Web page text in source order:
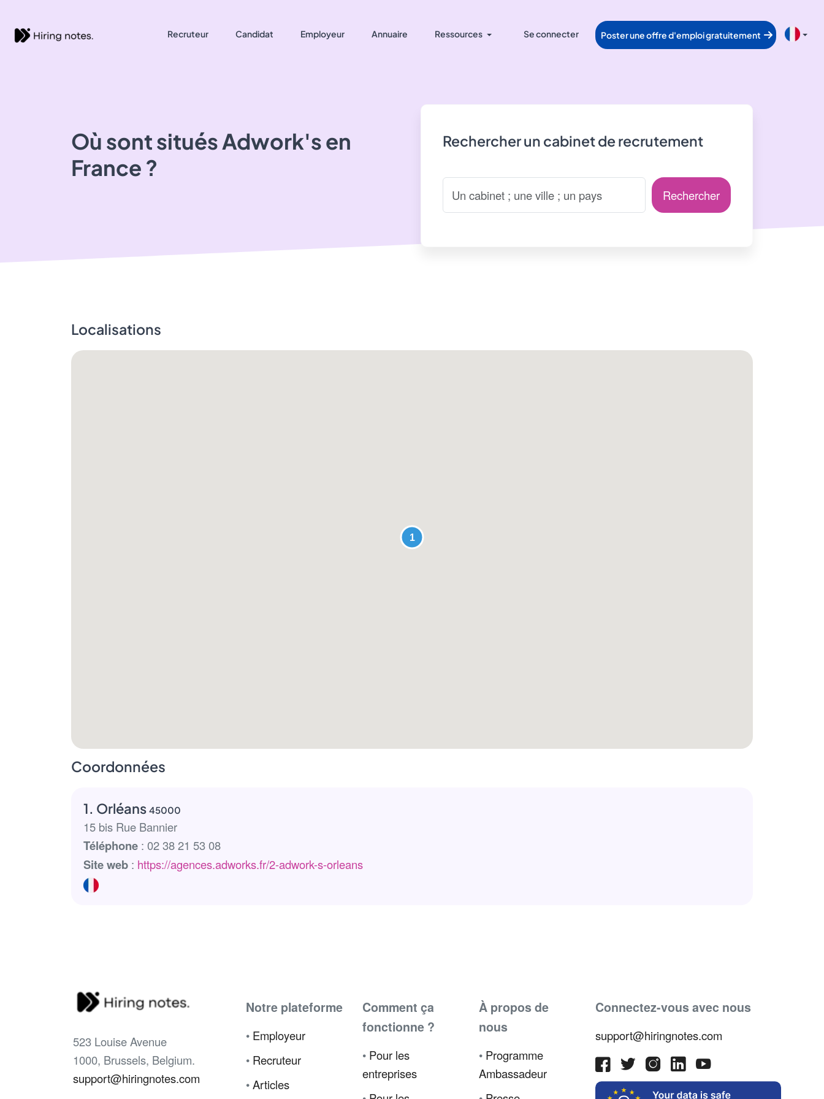
Recruteur Candidat Employeur Annuaire Ressources Se connecter Poster une offre d'emploi gratuitement
Où sont situésAdwork'sen
France ?
Rechercher un cabinet de recrutement
Rechercher
Localisations
Coordonnées
1. Orléans 45000
15 bis Rue Bannier
Téléphone: 02 38 21 53 08
Site web: https://agences.adworks.fr/2-adwork-s-orleans
523 Louise Avenue
1000, Brussels, Belgium.
support@hiringnotes.com
Notre plateforme
• Employeur
• Recruteur
•Articles
Comment ça
fonctionne ?
• Pour les
entreprises
À propos de
nous
• Programme
Ambassadeur
Connectez-vous avec nous
support@hiringnotes.com